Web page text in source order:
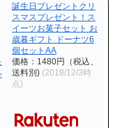
誕生日プレゼントクリ
スマスプレゼント！ス
イーツお菓子セット お
歳暮ギフト ドーナツ6
個セットAA
価格：1480円（税込、
送料別) (2018/12/3時
点)